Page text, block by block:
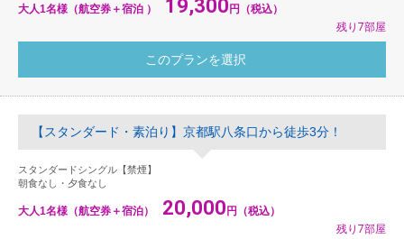
大人1名様（航空券＋宿泊 ） 19,300 円（税込）
残り7部屋
【スタンダード・素泊り】京都駅八条口から徒歩3分！
スタンダードシングル【禁煙】
朝食なし・夕食なし
大人1名様（航空券＋宿泊） 20,000 円（税込）
残り7部屋